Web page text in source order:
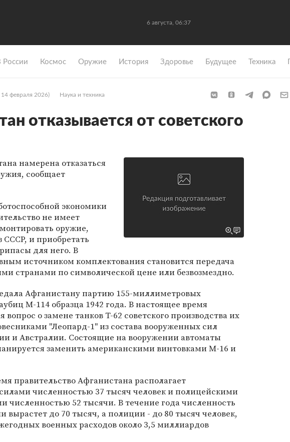
6 августа, 06:37
России Космос Оружие История Здоровье Будущее Техника
февраля 2026) Наука и техника
отказывается от советского
намерена отказаться
сообщает
экономики
не имеет
оружие,
СССР, и приобретать
для него. В
источником комплектования становится передача
странами по символической цене или безвозмездно.
Афганистану партию 155-миллиметровых
М-114 образца 1942 года. В настоящее время
вопрос о замене танков Т-62 советского производства их
"Леопард-1" из состава вооруженных сил
и Австралии. Состоящие на вооружении автоматы
заменить американскими винтовками М-16 и
правительство Афганистана располагает
численностью 37 тысяч человек и полицейскими
численностью 52 тысячи. В течение года численность
вырастет до 70 тысяч, а полиции - до 80 тысяч человек,
военных расходов около 3,5 миллиардов